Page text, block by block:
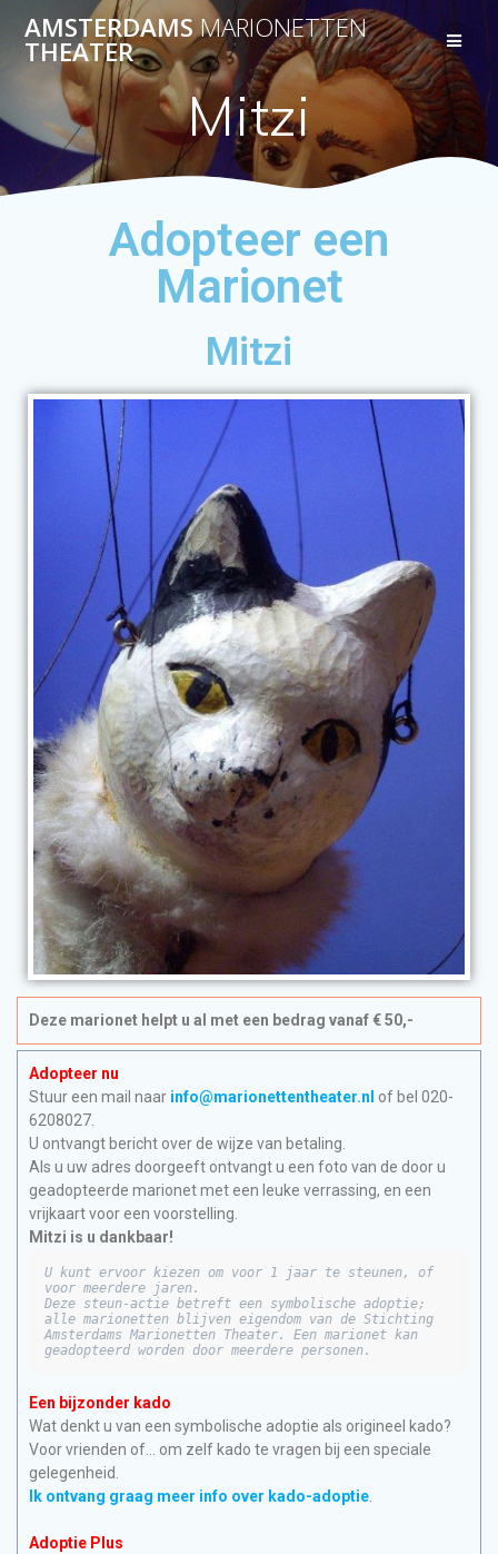
AMSTERDAMSMARIONETTEN
THEATER
Mitzi
Adopteer een
Marionet
Mitzi
Deze marionet helpt u al met een bedrag vanaf € 50,-
Adopteer nu
Stuur een mail naar info@marionettentheater.nl of bel 020-
6208027.
U ontvangt bericht over de wijze van betaling.
Als u uw adres doorgeeft ontvangt u een foto van de door u
geadopteerde marionet met een leuke verrassing, en een
vrijkaart voor een voorstelling.
Mitzi is u dankbaar!
U kunt ervoor kiezen om voor 1 jaar te steunen, of
voor meerdere jaren.
Deze steun-actie betreft een symbolische adoptie;
alle marionetten blijven eigendom van de Stichting
Amsterdams Marionetten Theater. Een marionet kan
geadopteerd worden door meerdere personen.
Een bijzonder kado
Wat denkt u van een symbolische adoptie als origineel kado?
Voor vrienden of… om zelf kado te vragen bij een speciale
gelegenheid.
Ik ontvang graag meer info over kado-adoptie
Adoptie Plus